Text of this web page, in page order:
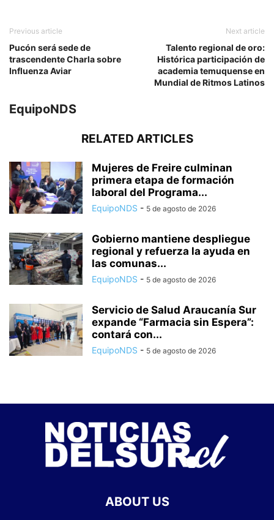
Previous article
Pucón será sede de
trascendente Charla sobre
Influenza Aviar
Next article
Talento regional de oro:
Histórica participación de
academia temuquense en
Mundial de Ritmos Latinos
EquipoNDS
RELATED ARTICLES
Mujeres de Freire culminan
primera etapa de formación
laboral del Programa...
EquipoNDS - 5 de agosto de 2026
Gobierno mantiene despliegue
regional y refuerza la ayuda en
las comunas...
EquipoNDS - 5 de agosto de 2026
Servicio de Salud Araucanía Sur
expande “Farmacia sin Espera”:
contará con...
EquipoNDS - 5 de agosto de 2026
ABOUT US